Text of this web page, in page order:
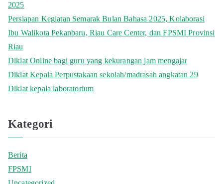
2025
Persiapan Kegiatan Semarak Bulan Bahasa 2025, Kolaborasi
Ibu Walikota Pekanbaru, Riau Care Center, dan FPSMI Provinsi
Riau
Diklat Online bagi guru yang kekurangan jam mengajar
Diklat Kepala Perpustakaan sekolah/madrasah angkatan 29
Diklat kepala laboratorium
Kategori
Berita
FPSMI